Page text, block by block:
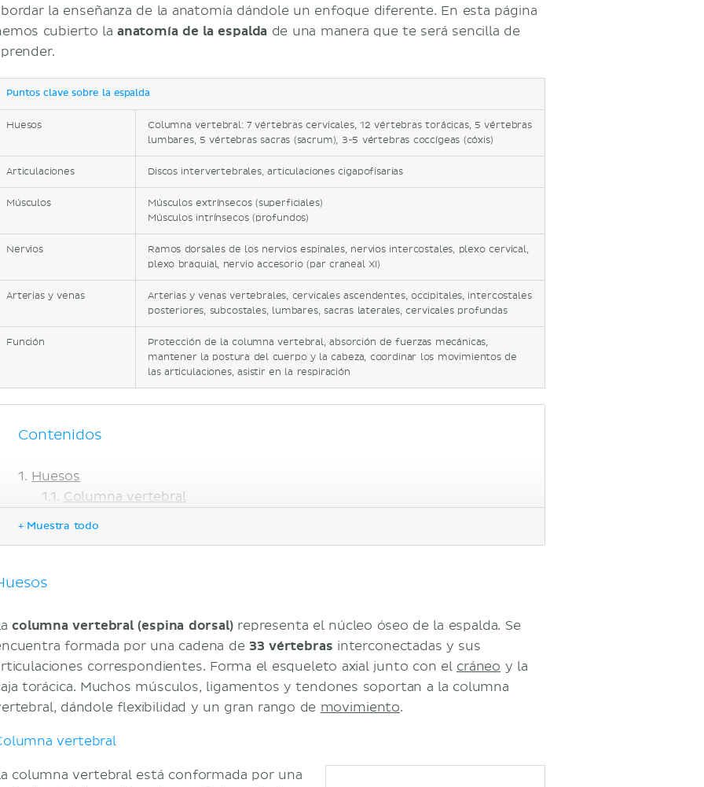
la enseñanza de la anatomía dándole un enfoque diferente. En esta página
cubierto la anatomía de la espalda de una manera que te será sencilla de
Puntos clave sobre la espalda
Huesos
Columna vertebral: 7 vértebras cervicales, 12 vértebras torácicas, 5 vértebras
lumbares, 5 vértebras sacras (sacrum), 3-5 vértebras coccígeas (cóxis)
Articulaciones Discos intervertebrales, articulaciones cigapofisarias
Músculos
Músculos extrínsecos (superficiales)
Músculos intrínsecos (profundos)
Nervios
Ramos dorsales de los nervios espinales, nervios intercostales, plexo cervical,
plexo braquial, nervio accesorio (par craneal XI)
Arterias y venas
Arterias y venas vertebrales, cervicales ascendentes, occipitales, intercostales
posteriores, subcostales, lumbares, sacras laterales, cervicales profundas
Función
Protección de la columna vertebral, absorción de fuerzas mecánicas,
mantener la postura del cuerpo y la cabeza, coordinar los movimientos de
las articulaciones, asistir en la respiración
Contenidos
Huesos
Columna vertebral
Nervios y vasos
Arterias y venas
Nervios
Funciones de la espalda
Bibliografía
Videos relacionados
+ Muestra todo
columna vertebral (espina dorsal)representa el núcleo óseo de la espalda. Se
formada por una cadena de 33 vértebras interconectadas y sus
correspondientes. Forma el esqueleto axial junto con el cráneo y la
torácica. Muchos músculos, ligamentos y tendones soportan a la columna
dándole flexibilidad y un gran rango de movimiento.
vertebral
columna vertebral está conformada por una